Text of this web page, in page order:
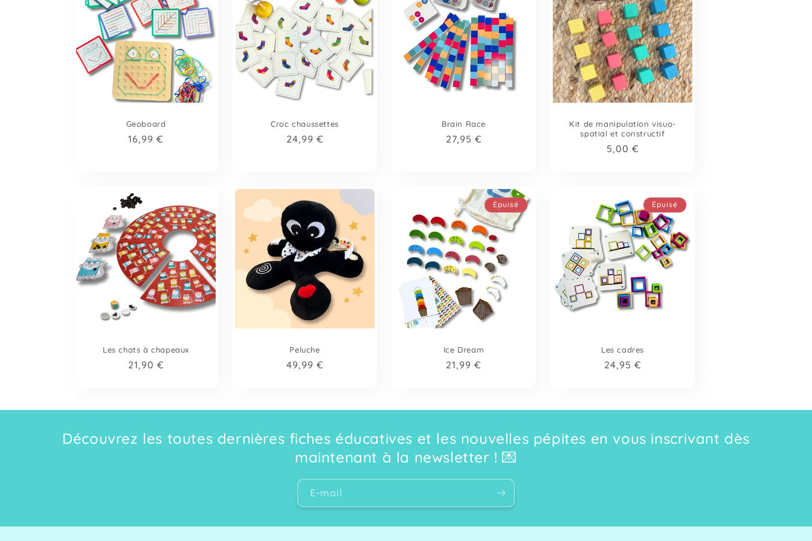
Geoboard
Prix
16,99 €
Croc chaussettes
Prix
24,99 €
Brain Race
Prix
27,95 €
Kit de manipulation visuo-
spatial et constructif
Prix
5,00 €
Les chats à chapeaux
Prix
21,90 €
Peluche
Prix
49,99 €
Épuisé
Ice Dream
Prix
21,99 €
Épuisé
Les cadres
Prix
24,95 €
Découvrez les toutes dernières fiches éducatives et les nouvelles pépites en vous inscrivant dès
maintenant à la newsletter ! 💌
E-mail